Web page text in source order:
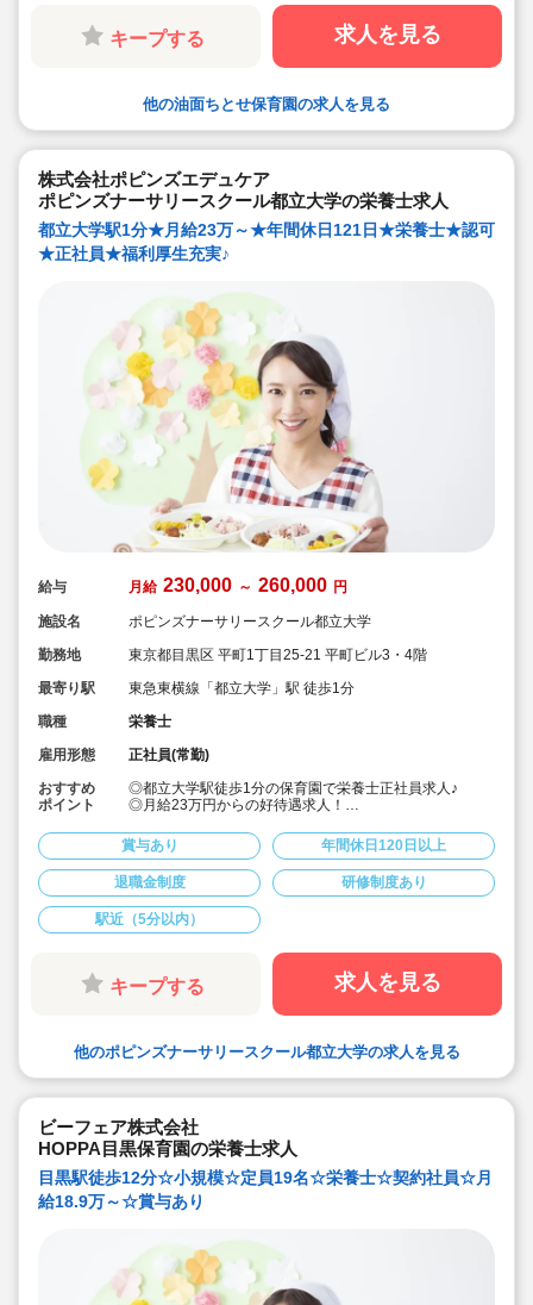
◇積立金・退職共済など、生活を大切に過ごすことがで
きる労働環境です
◇スタッフが自然とお互いに助け合える風土の当法人。
研修で教えるだけでなく、先輩スタッフが丁寧にフォロ
◇風通し良く業務に不安を感じるという方もご安心くだ
キープする 求人を見る
他の油面ちとせ保育園の求人を見る
株式会社ポピンズエデュケア
ポピンズナーサリースクール都立大学の栄養士求人
都立大学駅1分★月給23万～★年間休日121日★栄養士★認可
★正社員★福利厚生充実♪
給与 月給 230,000 ～ 260,000 円
施設名
ポピンズナーサリースクール都立大学
勤務地
東京都目黒区 平町1丁目25-21 平町ビル3・4階
最寄り駅
東急東横線「都立大学」駅 徒歩1分
職種
栄養士
雇用形態
正社員(常勤)
おすすめ
ポイント
◎都立大学駅徒歩1分の保育園で栄養士正社員求人♪
◎月給23万円からの好待遇求人！
やすい♪
◎長期休暇も取得可能
◎福利厚生面、研修等も充実しており安心してご勤務頂
けます♪
◎産休育休も取得して復帰される先生も多い職場です♪子
育て中の方も必見！
賞与あり 年間休日120日以上
退職金制度 研修制度あり
駅近（5分以内）
キープする 求人を見る
他のポピンズナーサリースクール都立大学の求人を見る
ビーフェア株式会社
HOPPA目黒保育園の栄養士求人
目黒駅徒歩12分☆小規模☆定員19名☆栄養士☆契約社員☆月
給18.9万～☆賞与あり